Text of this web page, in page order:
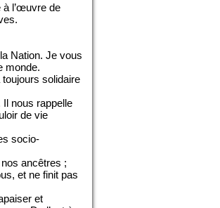
à l’œuvre de
Nation. Je vous
monde.
solidaire
nous rappelle
de vie
socio-
ancêtres ;
et ne finit pas
et